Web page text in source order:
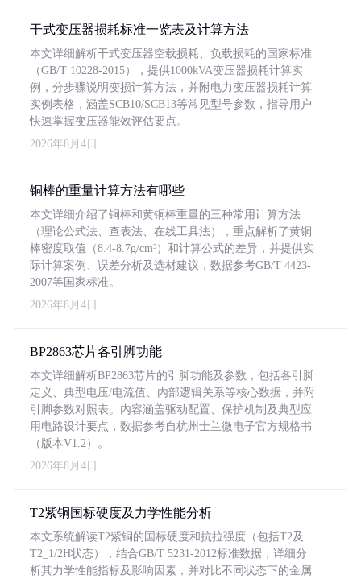
干式变压器损耗标准一览表及计算方法
本文详细解析干式变压器空载损耗、负载损耗的国家标准
（GB/T 10228-2015），提供1000kVA变压器损耗计算实
例，分步骤说明变损计算方法，并附电力变压器损耗计算
实例表格，涵盖SCB10/SCB13等常见型号参数，指导用户
快速掌握变压器能效评估要点。
2026年8月4日
铜棒的重量计算方法有哪些
本文详细介绍了铜棒和黄铜棒重量的三种常用计算方法
（理论公式法、查表法、在线工具法），重点解析了黄铜
棒密度取值（8.4-8.7g/cm³）和计算公式的差异，并提供实
际计算案例、误差分析及选材建议，数据参考GB/T 4423-
2007等国家标准。
2026年8月4日
BP2863芯片各引脚功能
本文详细解析BP2863芯片的引脚功能及参数，包括各引脚
定义、典型电压/电流值、内部逻辑关系等核心数据，并附
引脚参数对照表。内容涵盖驱动配置、保护机制及典型应
用电路设计要点，数据参考自杭州士兰微电子官方规格书
（版本V1.2）。
2026年8月4日
T2紫铜国标硬度及力学性能分析
本文系统解读T2紫铜的国标硬度和抗拉强度（包括T2及
T2_1/2H状态），结合GB/T 5231-2012标准数据，详细分
析其力学性能指标及影响因素，并对比不同状态下的金属